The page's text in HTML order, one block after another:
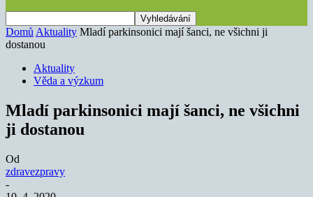
Domů Aktuality Mladí parkinsonici mají šanci, ne všichni ji
dostanou
Aktuality
Věda a výzkum
Mladí parkinsonici mají šanci, ne všichni
ji dostanou
Od
zdravezpravy
-